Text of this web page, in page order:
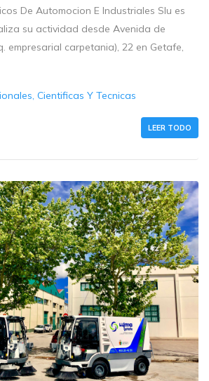
De Automocion E Industriales Slu es
su actividad desde Avenida de
empresarial carpetania), 22 en Getafe,
Cientificas Y Tecnicas
LEER TODO